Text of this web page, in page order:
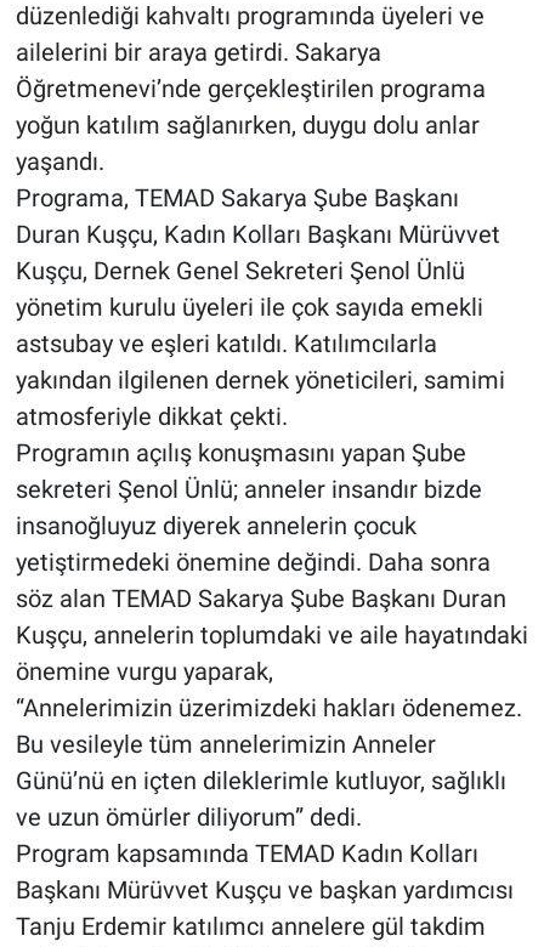
düzenlediği kahvaltı programında üyeleri ve
ailelerini bir araya getirdi. Sakarya
Öğretmenevi’nde gerçekleştirilen programa
yoğun katılım sağlanırken, duygu dolu anlar
yaşandı.
Programa, TEMAD Sakarya Şube Başkanı
Duran Kuşçu, Kadın Kolları Başkanı Mürüvvet
Kuşçu, Dernek Genel Sekreteri Şenol Ünlü
yönetim kurulu üyeleri ile çok sayıda emekli
astsubay ve eşleri katıldı. Katılımcılarla
yakından ilgilenen dernek yöneticileri, samimi
atmosferiyle dikkat çekti.
Programın açılış konuşmasını yapan Şube
sekreteri Şenol Ünlü; anneler insandır bizde
insanoğluyuz diyerek annelerin çocuk
yetiştirmedeki önemine değindi. Daha sonra
söz alan TEMAD Sakarya Şube Başkanı Duran
Kuşçu, annelerin toplumdaki ve aile hayatındaki
önemine vurgu yaparak,
“Annelerimizin üzerimizdeki hakları ödenemez.
Bu vesileyle tüm annelerimizin Anneler
Günü’nü en içten dileklerimle kutluyor, sağlıklı
ve uzun ömürler diliyorum” dedi.
Program kapsamında TEMAD Kadın Kolları
Başkanı Mürüvvet Kuşçu ve başkan yardımcısı
Tanju Erdemir katılımcı annelere gül takdim